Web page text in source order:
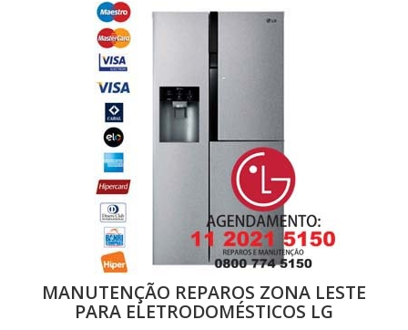
MANUTENÇÃO REPAROS ZONA LESTE
PARA ELETRODOMÉSTICOS LG